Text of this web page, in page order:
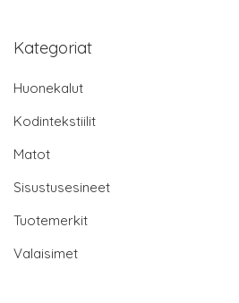
Kategoriat
Huonekalut
Kodintekstiilit
Matot
Sisustusesineet
Tuotemerkit
Valaisimet